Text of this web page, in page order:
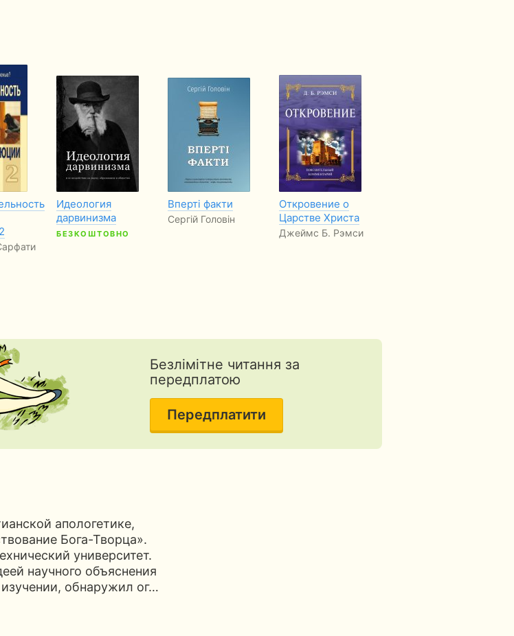
Идеология
дарвинизма
БЕЗКОШТОВНО
Вперті факти
Сергій Головін
Откровение о
Царстве Христа
Джеймс Б. Рэмси
Безлімітне читання за
передплатою
Передплатити
апологетике,
Бога-Творца».
университет.
научного объяснения
обнаружил ог…